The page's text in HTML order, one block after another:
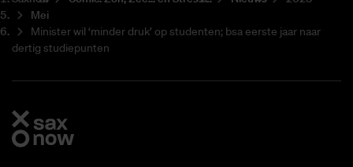
Mei
Minister wil ‘minder druk’ op studenten; bsa eerste jaar naar
dertig studiepunten